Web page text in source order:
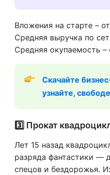
Вложения на старте –
Средняя выручка по
Средняя окупаемость –
Скачайте
узнайте,
3️⃣ Прокат
Лет 15 назад
разряда фантастики —
спецов и бездорожья.